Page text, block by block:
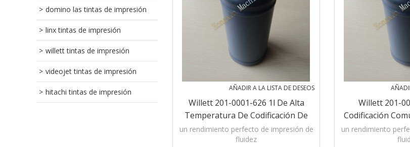
domino las tintas de impresión
linx tintas de impresión
willett tintas de impresión
videojet tintas de impresión
hitachi tintas de impresión AÑADIR A LA LISTA DE DESEOS
Willett 201-0001-626 1l De Alta
Temperatura De Codificación De
Tinta Para Impresoras De Inyección
De Tinta
un rendimiento perfecto de impresión de
fluidez
Willett 201-
Codificación
Impresoras De
un rendimiento